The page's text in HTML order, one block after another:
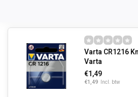
Varta CR1216
Varta
€1,49
€1,49 Incl. btw